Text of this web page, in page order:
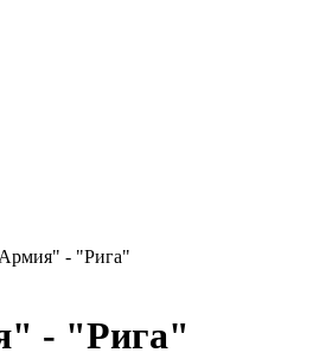
- "Рига"
- "Рига"